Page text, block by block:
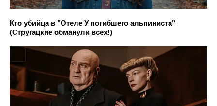
Кто убийца в "Отеле У погибшего альпиниста"
(Стругацкие обманули всех!)